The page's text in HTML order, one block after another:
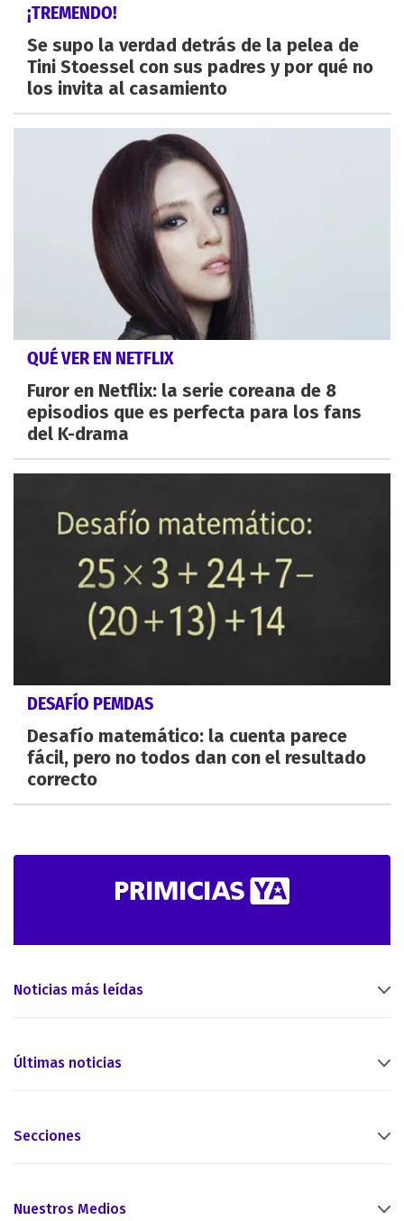
¡TREMENDO!
Se supo la verdad detrás de la pelea de
Tini Stoessel con sus padres y por qué no
los invita al casamiento
QUÉ VER EN NETFLIX
Furor en Netflix: la serie coreana de 8
episodios que es perfecta para los fans
del K-drama
DESAFÍO PEMDAS
Desafío matemático: la cuenta parece
fácil, pero no todos dan con el resultado
correcto
Noticias más leídas
Últimas noticias
Secciones
Nuestros Medios